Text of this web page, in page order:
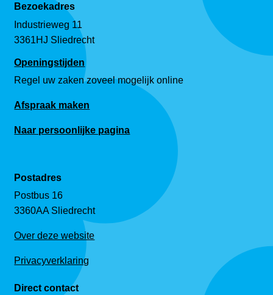
Bezoekadres
Industrieweg 11
3361HJ Sliedrecht
Openingstijden
Regel uw zaken zoveel mogelijk online
Afspraak maken
Naar persoonlijke pagina
Postadres
Postbus 16
3360AA Sliedrecht
Over deze website
Privacyverklaring
Direct contact